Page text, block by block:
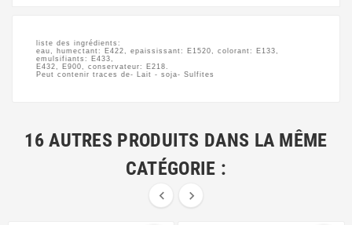
liste des ingrédients:
eau, humectant: E422, epaississant: E1520, colorant: E133,
emulsifiants: E433,
E432, E900, conservateur: E218.
Peut contenir traces de- Lait - soja- Sulfites
16 AUTRES PRODUITS DANS LA MÊME
CATÉGORIE :
 